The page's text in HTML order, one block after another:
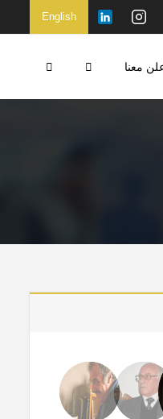
English
معنا